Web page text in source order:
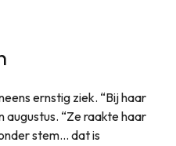
ernstig ziek. “Bij haar
augustus. “Ze raakte haar
stem… dat is